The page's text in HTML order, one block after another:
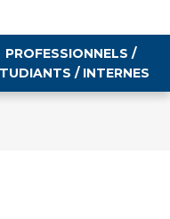
PROFESSIONNELS /
/ INTERNES